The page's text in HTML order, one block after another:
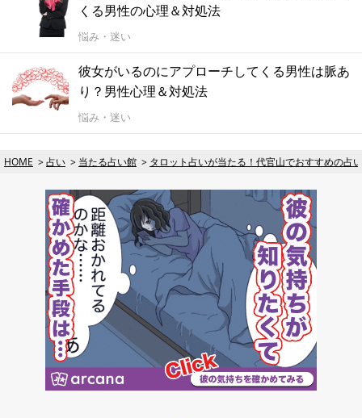
くる男性の心理＆対処法
悩み・迷い
彼女がいるのにアプローチしてくる男性は脈あ
り？男性心理＆対処法
悩み・迷い
HOME 占い 当たる占い館 タロット占いが当たる！代官山でおすすめの占